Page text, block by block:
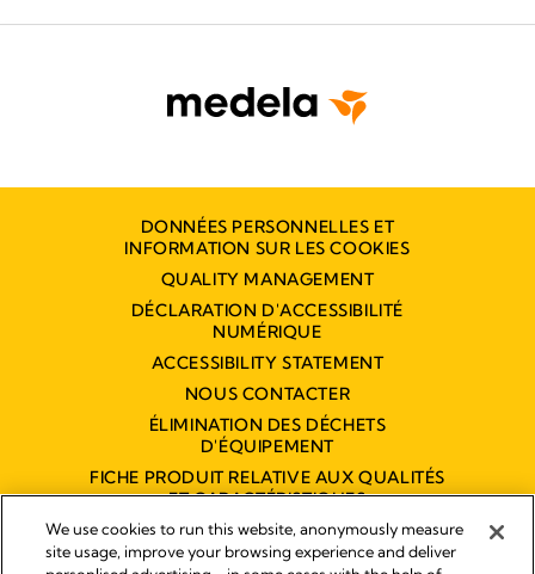
DONNÉES PERSONNELLES ET
INFORMATION SUR LES COOKIES
QUALITY MANAGEMENT
DÉCLARATION D'ACCESSIBILITÉ
NUMÉRIQUE
ACCESSIBILITY STATEMENT
NOUS CONTACTER
ÉLIMINATION DES DÉCHETS
D'ÉQUIPEMENT
FICHE PRODUIT RELATIVE AUX QUALITÉS
ET CARACTÉRISTIQUES
ENVIRONNEMENTALES
We use cookies to run this website, anonymously measure
site usage, improve your browsing experience and deliver